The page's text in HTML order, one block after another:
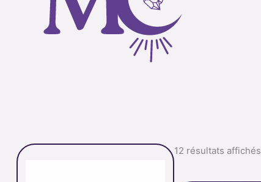
12 résultats affichés